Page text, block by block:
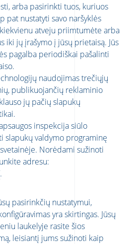
arba pasirinkti tuos, kuriuos
pat nustatyti savo naršyklės
atveju priimtumėte arba
iki jų įrašymo į jūsų prietaisą. Jūs
pagalba periodiškai pašalinti
naudojimas trečiųjų
publikuojančių reklaminio
jų pačių slapukų
inspekcija siūlo
slapukų valdymo programinę
Norėdami sužinoti
adresu:
.
pasirinkčių nustatymui,
yra skirtingas. Jūsų
laukelyje rasite šios
leisiantį jums sužinoti kaip